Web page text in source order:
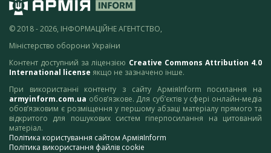
© 2018 - 2026, ІНФОРМАЦІЙНЕ АГЕНТСТВО,
Міністерство оборони України
Контент доступний за ліцензією Creative Commons Attribution 4.0
International license якщо не зазначено інше.
При використанні контенту з сайту АрміяInform посилання на
armyinform.com.ua обов’язкове. Для суб’єктів у сфері онлайн-медіа
обов’язковим є розміщення у першому абзаці матеріалу прямого та
відкритого для пошукових систем гіперпосилання на цитований
матеріал.
Політика користування сайтом АрміяInform
Політика використання файлів cookie